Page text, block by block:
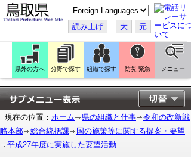
こ
の
ペ
ー
ジ
翻
訳
す
る
読み上げ 大 元
県外の方へ 分野で探す 組織で探す 防災 緊急 メニュー
現在の位置： ホーム 県の組織と仕事
令和の改新戦
略本部
総合統括課
国の施策等に関する提案・要望
平成27年度に実施した要望活動